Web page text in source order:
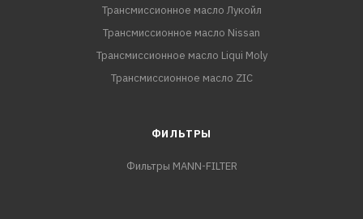
Трансмиссионное масло Лукойл
Трансмиссионное масло Nissan
Трансмиссионное масло Liqui Moly
Трансмиссионное масло ZIC
ФИЛЬТРЫ
Фильтры MANN-FILTER